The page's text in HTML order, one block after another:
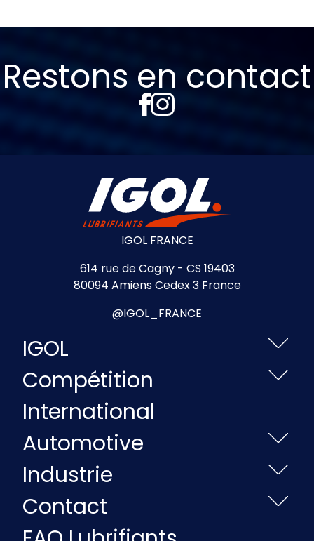
Restons en contact
IGOL FRANCE
614 rue de Cagny - CS 19403
80094 Amiens Cedex 3 France
@IGOL_FRANCE
IGOL
Compétition
International
Automotive
Industrie
Contact